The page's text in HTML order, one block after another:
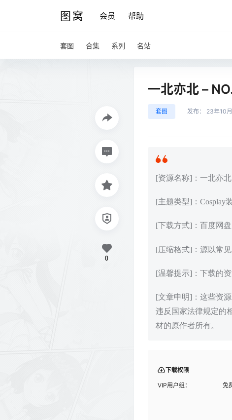
图窝 会员 帮助
套图 合集 系列 名站
一北亦北 –
套图 发布： 23年10
[资源名称]：一北亦
[主题类型]：Cosplay
[下载方式]：百度网
[压缩格式]：源以常
[温馨提示]：下载的
[文章申明]：这些资
违反国家法律规定的
材的原作者所有。
下载权限
VIP用户组： 免
0